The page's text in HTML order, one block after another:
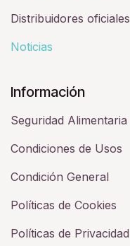
Distribuidores oficiales
Noticias
Información
Seguridad Alimentaria
Condiciones de Usos
Condición General
Políticas de Cookies
Políticas de Privacidad